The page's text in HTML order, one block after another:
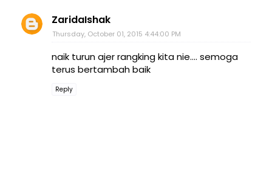
ZaridaIshak
Thursday, October 01, 2015 4:44:00 PM
naik turun ajer rangking kita nie.... semoga
terus bertambah baik
Reply